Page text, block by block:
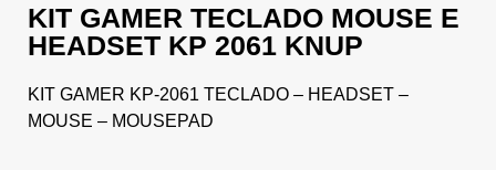
KIT GAMER TECLADO MOUSE E
HEADSET KP 2061 KNUP
KIT GAMER KP-2061 TECLADO – HEADSET –
MOUSE – MOUSEPAD